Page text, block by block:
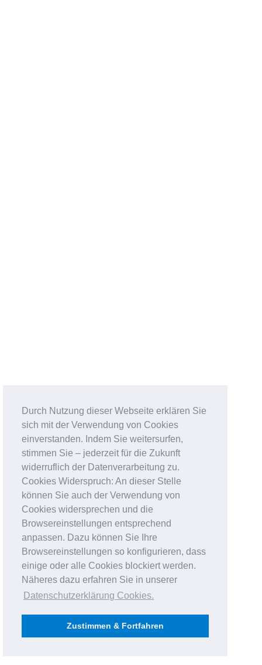
Durch Nutzung dieser Webseite erklären Sie
sich mit der Verwendung von Cookies
einverstanden. Indem Sie weitersurfen,
stimmen Sie – jederzeit für die Zukunft
widerruflich der Datenverarbeitung zu.
Cookies Widerspruch: An dieser Stelle
können Sie auch der Verwendung von
Cookies widersprechen und die
Browsereinstellungen entsprechend
anpassen. Dazu können Sie Ihre
Browsereinstellungen so konfigurieren, dass
einige oder alle Cookies blockiert werden.
Näheres dazu erfahren Sie in unserer
Datenschutzerklärung Cookies.
Zustimmen & Fortfahren